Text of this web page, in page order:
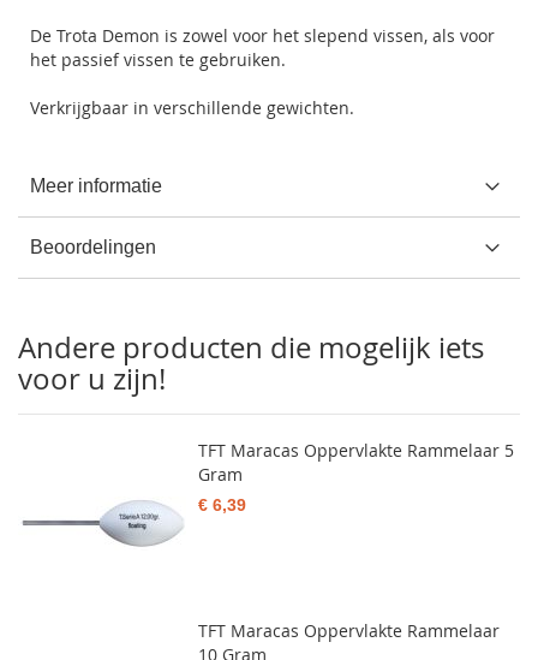
De Trota Demon is zowel voor het slepend vissen, als voor
het passief vissen te gebruiken.
Verkrijgbaar in verschillende gewichten.
Meer informatie
Beoordelingen
Andere producten die mogelijk iets
voor u zijn!
TFT Maracas Oppervlakte Rammelaar 5
Gram
€ 6,39
TFT Maracas Oppervlakte Rammelaar
10 Gram